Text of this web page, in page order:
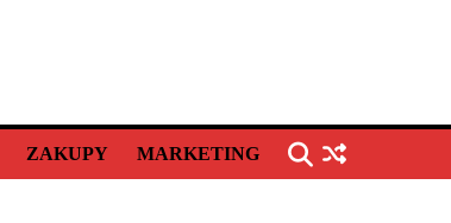
ZAKUPY MARKETING